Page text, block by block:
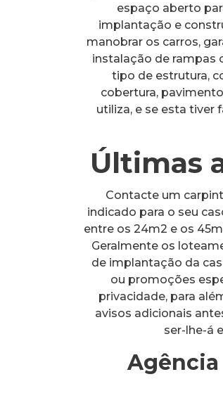
espaço aberto
implantação e
manobrar os carros,
instalação de rampas
tipo de estrutura,
cobertura,
utiliza, e se esta tiver
Últimas
Contacte um
indicado para o seu
entre os 24m2 e os
Geralmente os
de implantação da
ou promoções
privacidade, para
avisos adicionais
ser-lhe-á
Agência